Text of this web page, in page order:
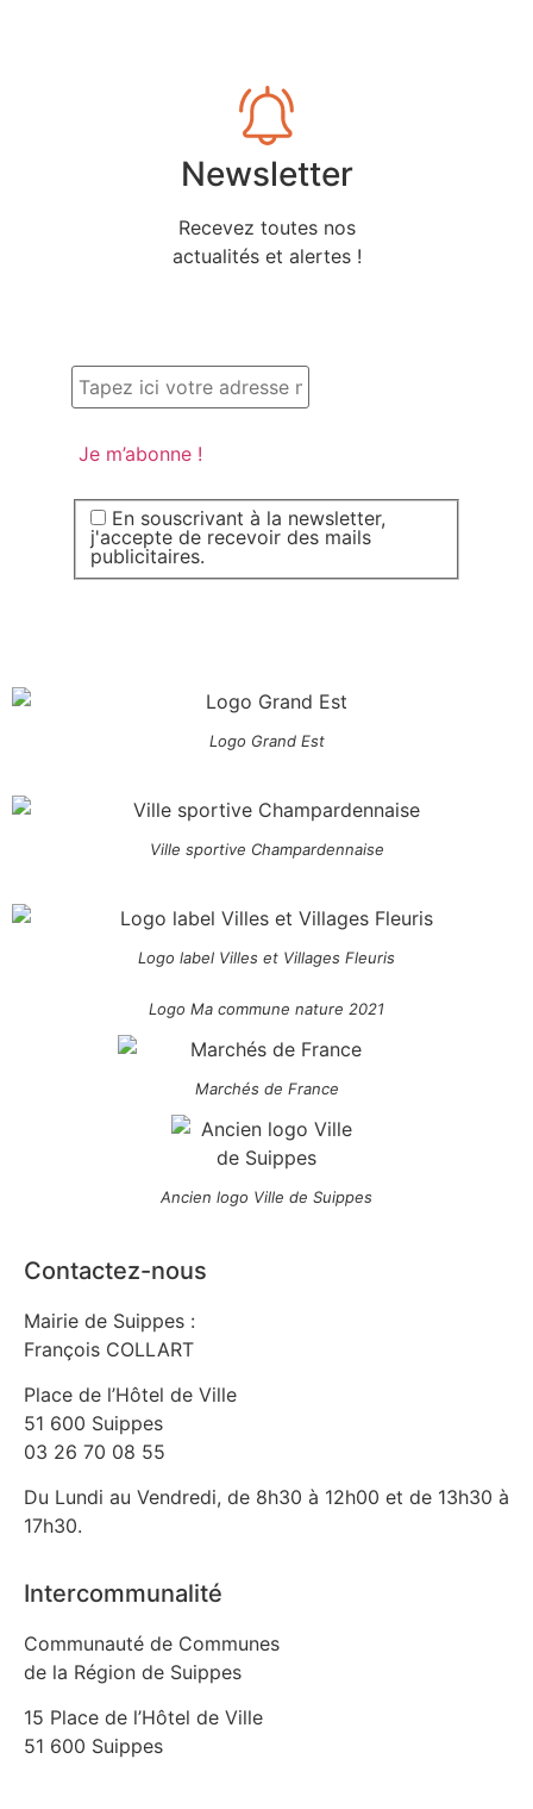
Newsletter
Recevez toutes nos
actualités et alertes !
En souscrivant à la newsletter,
j'accepte de recevoir des mails
publicitaires.
Logo Grand Est
Ville sportive Champardennaise
Logo label Villes et Villages Fleuris
Logo Ma commune nature 2021
Marchés de France
Ancien logo Ville de Suippes
Contactez-nous
Mairie de Suippes :
François COLLART
Place de l’Hôtel de Ville
51 600 Suippes
03 26 70 08 55
Du Lundi au Vendredi, de 8h30 à 12h00 et de 13h30 à
17h30.
Intercommunalité
Communauté de Communes
de la Région de Suippes
15 Place de l’Hôtel de Ville
51 600 Suippes